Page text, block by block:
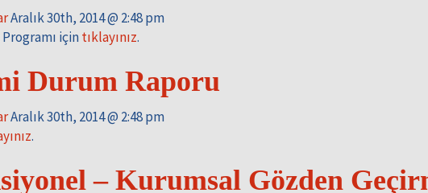
Aralık 30th, 2014 @ 2:48 pm
içintıklayınız.
Durum Raporu
Aralık 30th, 2014 @ 2:48 pm
.
– Kurumsal Gözden